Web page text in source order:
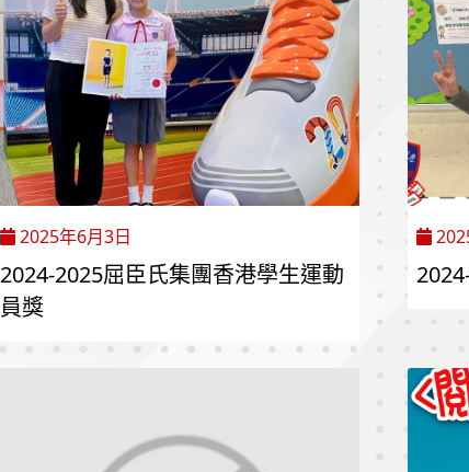
2025年6月3日
2024-2025屈臣氏集團香港學生運動
員獎